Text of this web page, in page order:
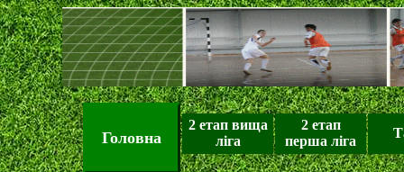
Головна
2етап вища
ліга
2 етап
перша ліга